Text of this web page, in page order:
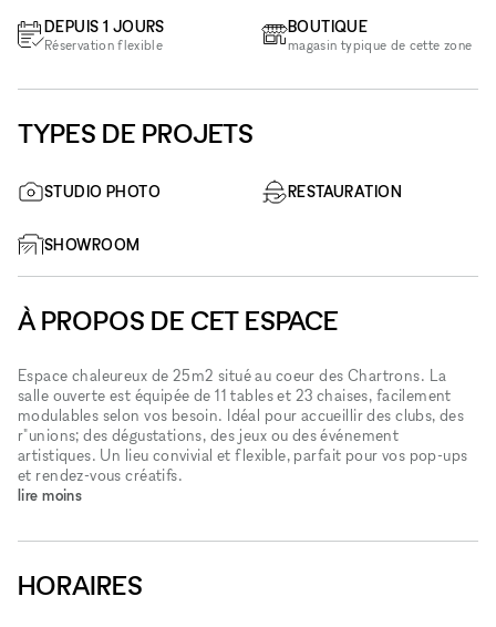
DEPUIS 1 JOURS
Réservation flexible
BOUTIQUE
magasin typique de cette zone
TYPES DE PROJETS
STUDIO PHOTO RESTAURATION
SHOWROOM
À PROPOS DE CET ESPACE
Espace chaleureux de 25m2 situé au coeur des Chartrons. La
salle ouverte est équipée de 11 tables et 23 chaises, facilement
modulables selon vos besoin. Idéal pour accueillir des clubs, des
r"unions; des dégustations, des jeux ou des événement
artistiques. Un lieu convivial et flexible, parfait pour vos pop-ups
et rendez-vous créatifs.
lire moins
HORAIRES